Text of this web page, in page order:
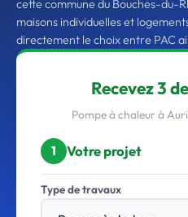
cette commune du Bouches-du-
maisons individuelles et
directement le choix entre PAC
Recevez 3
Pompe à chaleur à
1 Votre projet
Type de travaux